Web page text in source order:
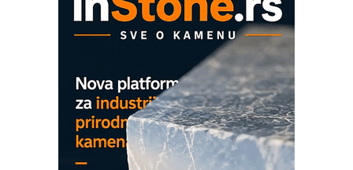
EVOKS Maintenance Management
ROSA i SCHUNK podižu proizvodnju
Detekcija različitih oblika